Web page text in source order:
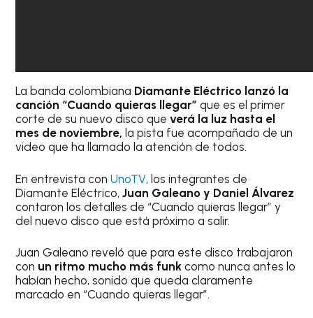
La banda colombiana Diamante Eléctrico lanzó la
canción “Cuando quieras llegar”que es el primer
corte de su nuevo disco queverá la luz hasta el
mes de noviembre, la pista fue acompañado de un
video que ha llamado la atención de todos.
En entrevista conUnoTV, los integrantes de
Diamante Eléctrico,Juan Galeano y Daniel Álvarez
contaron los detalles de “Cuando quieras llegar” y
del nuevo disco que está próximo a salir.
Juan Galeano reveló que para este disco trabajaron
con un ritmo mucho más funk como nunca antes lo
habían hecho, sonido que queda claramente
marcado en “Cuando quieras llegar”.